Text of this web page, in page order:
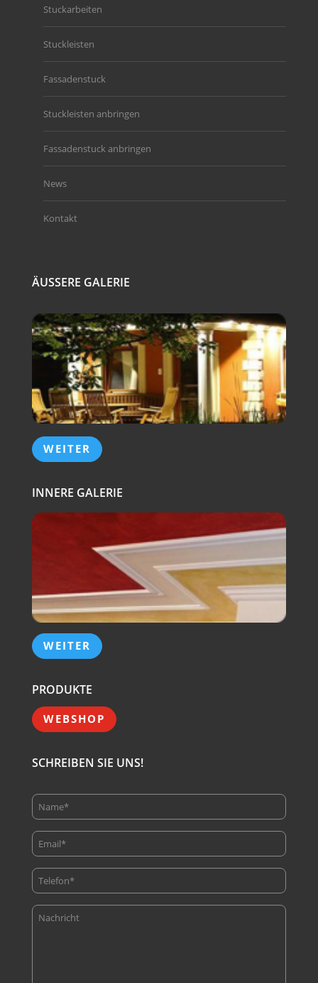
Stuckarbeiten
Stuckleisten
Fassadenstuck
Stuckleisten anbringen
Fassadenstuck anbringen
News
Kontakt
ÄUSSERE GALERIE
WEITER
INNERE GALERIE
WEITER
PRODUKTE
WEBSHOP
SCHREIBEN SIE UNS!